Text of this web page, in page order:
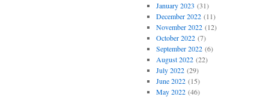
January 2023 (31)
December 2022(11)
November 2022(12)
October 2022(7)
September 2022(6)
August 2022(22)
July 2022(29)
June 2022(15)
May 2022(46)